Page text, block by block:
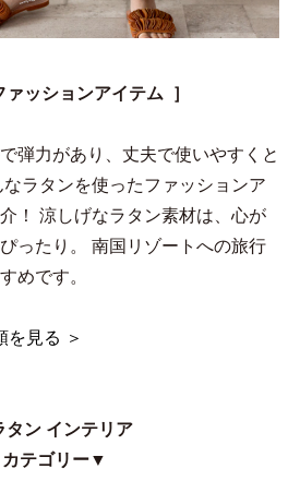
ァッションアイテム ］
弾力があり、丈夫で使いやすくと
ラタンを使ったファッションア
！ 涼しげなラタン素材は、心が
ったり。 南国リゾートへの旅行
めです。
を見る ＞
タン インテリア
テゴリー▼